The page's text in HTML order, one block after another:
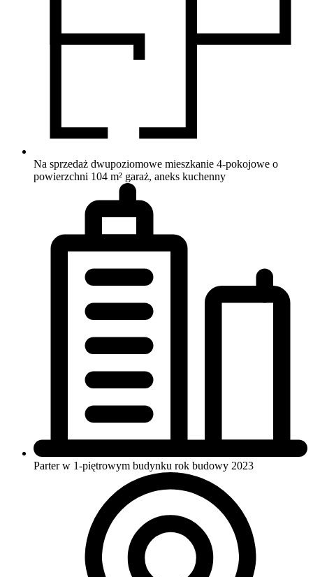
Na sprzedaż dwupoziomowe mieszkanie 4-pokojowe o
powierzchni 104 m² garaż, aneks kuchenny
Parter w 1-piętrowym budynku rok budowy 2023